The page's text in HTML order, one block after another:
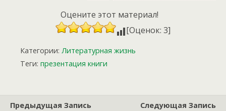
Оцените этот материал!
[Оценок: 3]
Категории: Литературная жизнь
Теги: презентация книги
Предыдущая Запись
Следующая Запись